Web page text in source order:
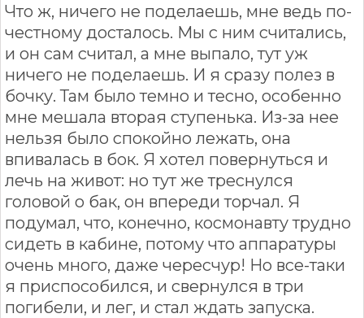
Что ж, ничего не поделаешь, мне ведь по-
честному досталось. Мы с ним считались,
и он сам считал, а мне выпало, тут уж
ничего не поделаешь. И я сразу полез в
бочку. Там было темно и тесно, особенно
мне мешала вторая ступенька. Из-за нее
нельзя было спокойно лежать, она
впивалась в бок. Я хотел повернуться и
лечь на живот: но тут же треснулся
головой о бак, он впереди торчал. Я
подумал, что, конечно, космонавту трудно
сидеть в кабине, потому что аппаратуры
очень много, даже чересчур! Но все-таки
я приспособился, и свернулся в три
погибели, и лег, и стал ждать запуска.